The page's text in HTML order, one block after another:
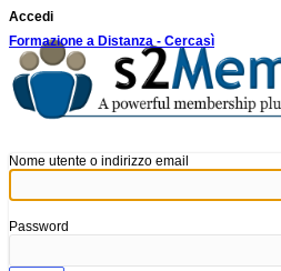
Accedi
Formazione a Distanza - Cercasì
Nome utente o indirizzo email
Password